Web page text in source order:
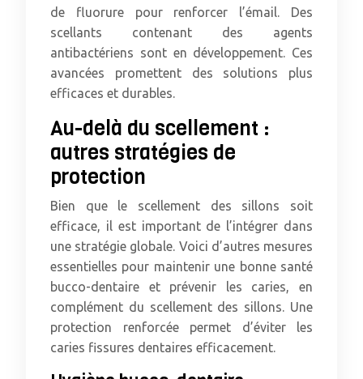
de fluorure pour renforcer l’émail. Des
scellants contenant des agents
antibactériens sont en développement. Ces
avancées promettent des solutions plus
efficaces et durables.
Au-delà du scellement :
autres stratégies de
protection
Bien que le scellement des sillons soit
efficace, il est important de l’intégrer dans
une stratégie globale. Voici d’autres mesures
essentielles pour maintenir une bonne santé
bucco-dentaire et prévenir les caries, en
complément du scellement des sillons. Une
protection renforcée permet d’éviter les
caries fissures dentaires efficacement.